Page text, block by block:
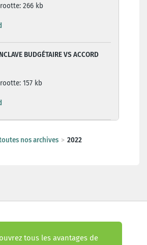
266 kb
BUDGÉTAIRE VS ACCORD
157 kb
nos archives 2022
tous les avantages de